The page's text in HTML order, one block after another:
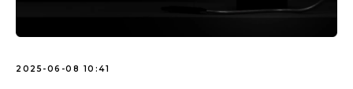
2025-06-08 10:41